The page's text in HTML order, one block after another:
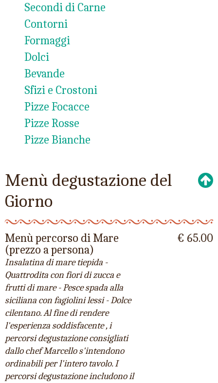
Secondi di Carne
Contorni
Formaggi
Dolci
Bevande
Sfizi e Crostoni
Pizze Focacce
Pizze Rosse
Pizze Bianche
Menù degustazione del
Giorno
Menù percorso di Mare
(prezzo a persona)
Insalatina di mare tiepida -
Quattrodita con fiori di zucca e
frutti di mare - Pesce spada alla
siciliana con fagiolini lessi - Dolce
cilentano. Al fine di rendere
l'esperienza soddisfacente , i
percorsi degustazione consigliati
dallo chef Marcello s'intendono
ordinabili per l'intero tavolo. I
percorsi degustazione includono il
€ 65.00